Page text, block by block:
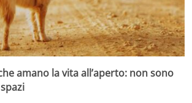
amano la vita all’aperto: non sono